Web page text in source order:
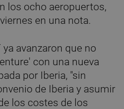
los ocho aeropuertos,
en una nota.
ya avanzaron que no
con una nueva
por Iberia, "sin
de Iberia y asumir
los costes de los